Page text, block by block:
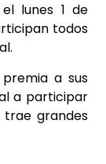
lunes 1 de
todos
a sus
a participar
grandes